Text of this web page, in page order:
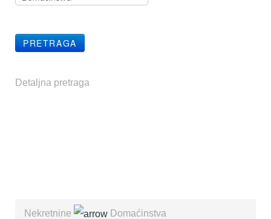
Detaljna pretraga
Nekretnine Domaćinstva